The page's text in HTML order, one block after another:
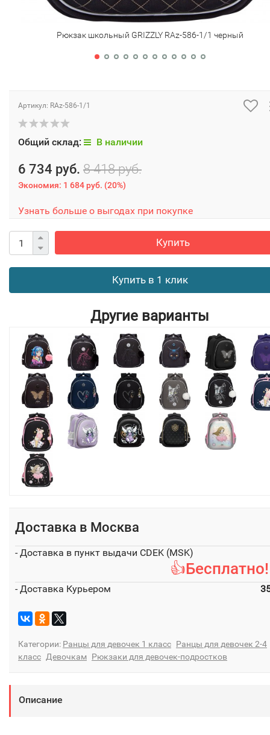
Рюкзак школьный GRIZZLY RAz-586-1/1 черный
Артикул: RAz-586-1/1
Общий склад: В наличии
6 734 руб. 8 418 руб.
Экономия: 1 684 руб. (20%)
Узнать больше о выгодах при покупке
Купить
Купить в 1 клик
Другие варианты
Доставка в Москва
- Доставка в пункт выдачи CDEK (MSK)
- Доставка Курьером
Категории: Ранцы для девочек 1 класс Ранцы для девочек 2-4
класс Девочкам Рюкзаки для девочек-подростков
Описание